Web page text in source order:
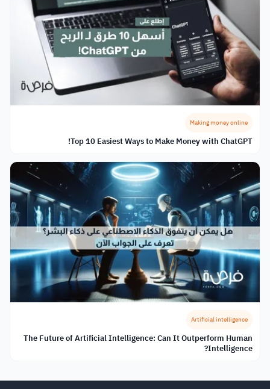
Making money online
Top 10 Easiest Ways to Make Money with ChatGPT!
Artificial intelligence
The Future of Artificial Intelligence: Can It Outperform Human
Intelligence?